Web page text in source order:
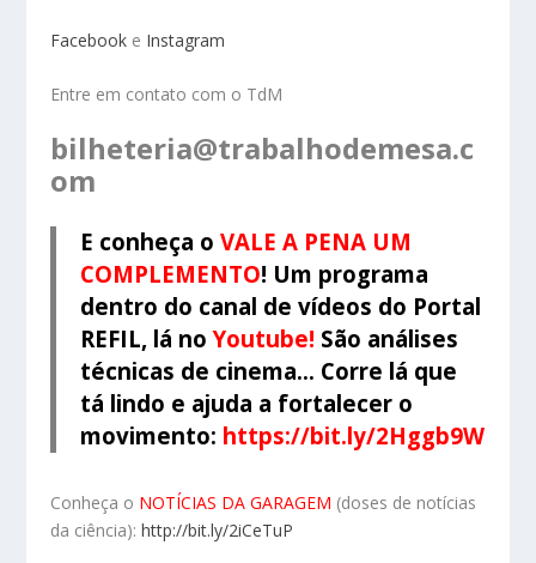
Facebook e Instagram
Entre em contato com o TdM
bilheteria@trabalhodemesa.c
om
E conheça oVALE A PENA UM
COMPLEMENTO! Um programa
dentro do canal de vídeos do Portal
REFIL, lá no Youtube! São análises
técnicas de cinema… Corre lá que
tá lindo e ajuda a fortalecer o
movimento: https://bit.ly/2Hggb9W
Conheça o NOTÍCIAS DA GARAGEM (doses de notícias
da ciência):http://bit.ly/2iCeTuP